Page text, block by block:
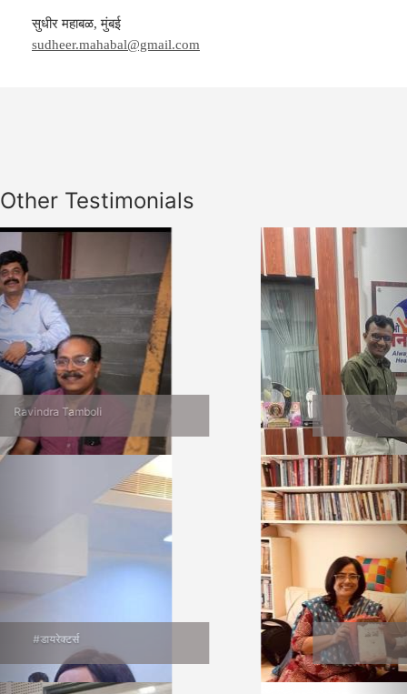
सुधीर महाबळ, मुंबई
sudheer.mahabal@gmail.com
Other Testimonials
Previous